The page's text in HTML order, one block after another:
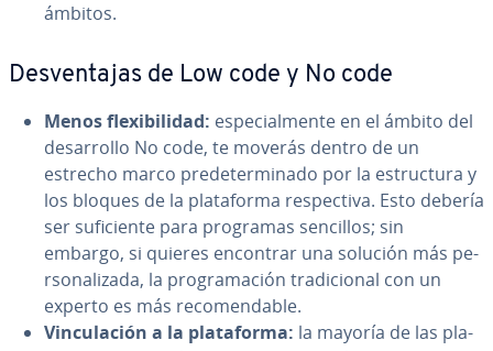
ámbitos.
De­s­ve­n­ta­jas de Low code y No code
Menos fle­xi­bi­li­dad: es­pe­cia­l­me­n­te en el ámbito del
de­sa­rro­llo No code, te moverás dentro de un
estrecho marco pre­de­te­r­mi­na­do por la es­tru­c­tu­ra y
los bloques de la pla­ta­fo­r­ma re­s­pe­c­ti­va. Esto debería
ser su­fi­cie­n­te para programas sencillos; sin
embargo, si quieres encontrar una solución más pe­
r­so­na­li­za­da, la pro­gra­ma­ción tra­di­cio­nal con un
experto es más re­co­me­n­da­ble.
Vi­n­cu­la­ción a la pla­ta­fo­r­ma: la mayoría de las pla­